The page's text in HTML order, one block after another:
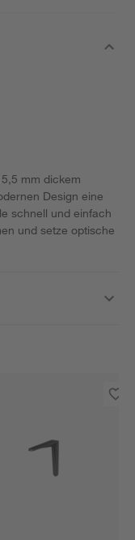
mm dickem
Design eine
schnell und einfach
und setze optische